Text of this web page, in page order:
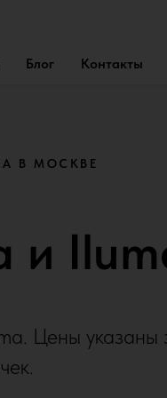
Блог Контакты
В МОСКВЕ
и
Цены указаны